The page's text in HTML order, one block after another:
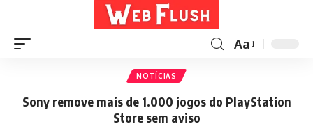
Aa
NOTÍCIAS
Sony remove mais de 1.000 jogos do PlayStation
Store sem aviso